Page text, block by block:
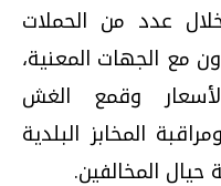
عدد من الحملات
مع الجهات المعنية،
وقمع الغش
المخابز البلدية
حيال المخالفين.